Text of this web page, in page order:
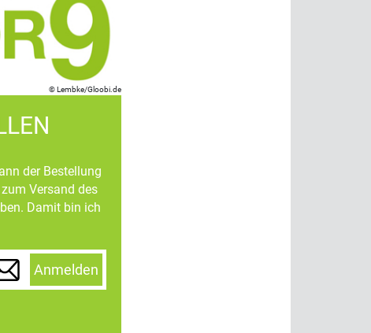
Lembke/Gloobi.de
der Bestellung
Versand des
Damit bin ich
Anmelden